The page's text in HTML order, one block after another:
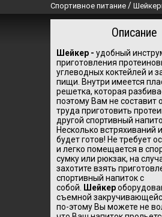
Спортивное питание /
Описание
Шейкер - удобный
приготовления
углеводных коктейлей и
пищи. Внутри имеется
решетка, которая
поэтому Вам не составит
труда приготовить
другой спортивный
Несколько встряхиваний
будет готов! Не требует
и легко помещается в
сумку или рюкзак, на
захотите взять
спортивный напиток с
собой.
Шейкер
съемной
по-этому Вы можете не